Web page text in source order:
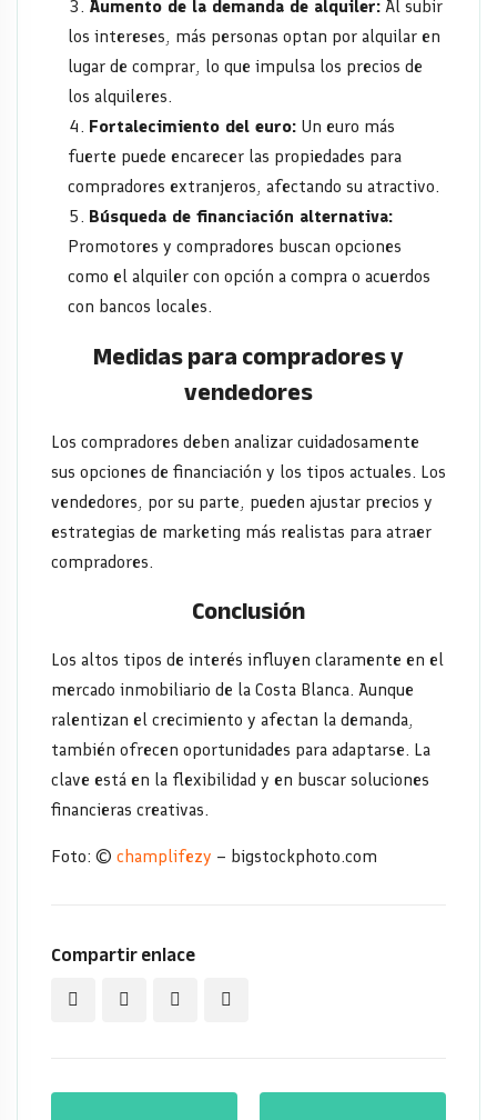
Aumento de la demanda de alquiler: Al subir
los intereses, más personas optan por alquilar en
lugar de comprar, lo que impulsa los precios de
los alquileres.
Fortalecimiento del euro: Un euro más
fuerte puede encarecer las propiedades para
compradores extranjeros, afectando su atractivo.
Búsqueda de financiación alternativa:
Promotores y compradores buscan opciones
como el alquiler con opción a compra o acuerdos
con bancos locales.
Medidas para compradores y
vendedores
Los compradores deben analizar cuidadosamente
sus opciones de financiación y los tipos actuales. Los
vendedores, por su parte, pueden ajustar precios y
estrategias de marketing más realistas para atraer
compradores.
Conclusión
Los altos tipos de interés influyen claramente en el
mercado inmobiliario de la Costa Blanca. Aunque
ralentizan el crecimiento y afectan la demanda,
también ofrecen oportunidades para adaptarse. La
clave está en la flexibilidad y en buscar soluciones
financieras creativas.
Foto: © champlifezy – bigstockphoto.com
Compartir enlace